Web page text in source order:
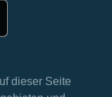
dieser Seite